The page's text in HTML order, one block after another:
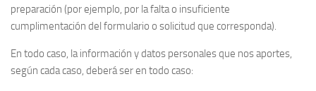
preparación (por ejemplo, por la falta o insuficiente
cumplimentación del formulario o solicitud que corresponda).
En todo caso, la información y datos personales que nos aportes,
según cada caso, deberá ser en todo caso: